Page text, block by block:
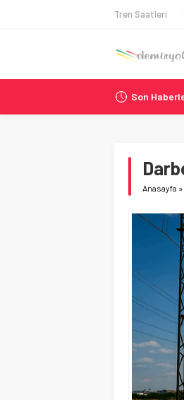
Tren Saatleri
Son
Anasayfa »